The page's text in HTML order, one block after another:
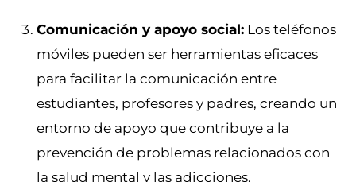
Comunicación y apoyo social: Los teléfonos
móviles pueden ser herramientas eficaces
para facilitar la comunicación entre
estudiantes, profesores y padres, creando un
entorno de apoyo que contribuye a la
prevención de problemas relacionados con
la salud mental y las adicciones.